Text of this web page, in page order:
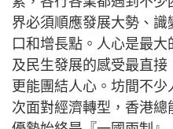
界必須順應發展大勢、
口和增長點。人心是最
及民生發展的感受最直接
更能團結人心。坊間不
次面對經濟轉型，香港